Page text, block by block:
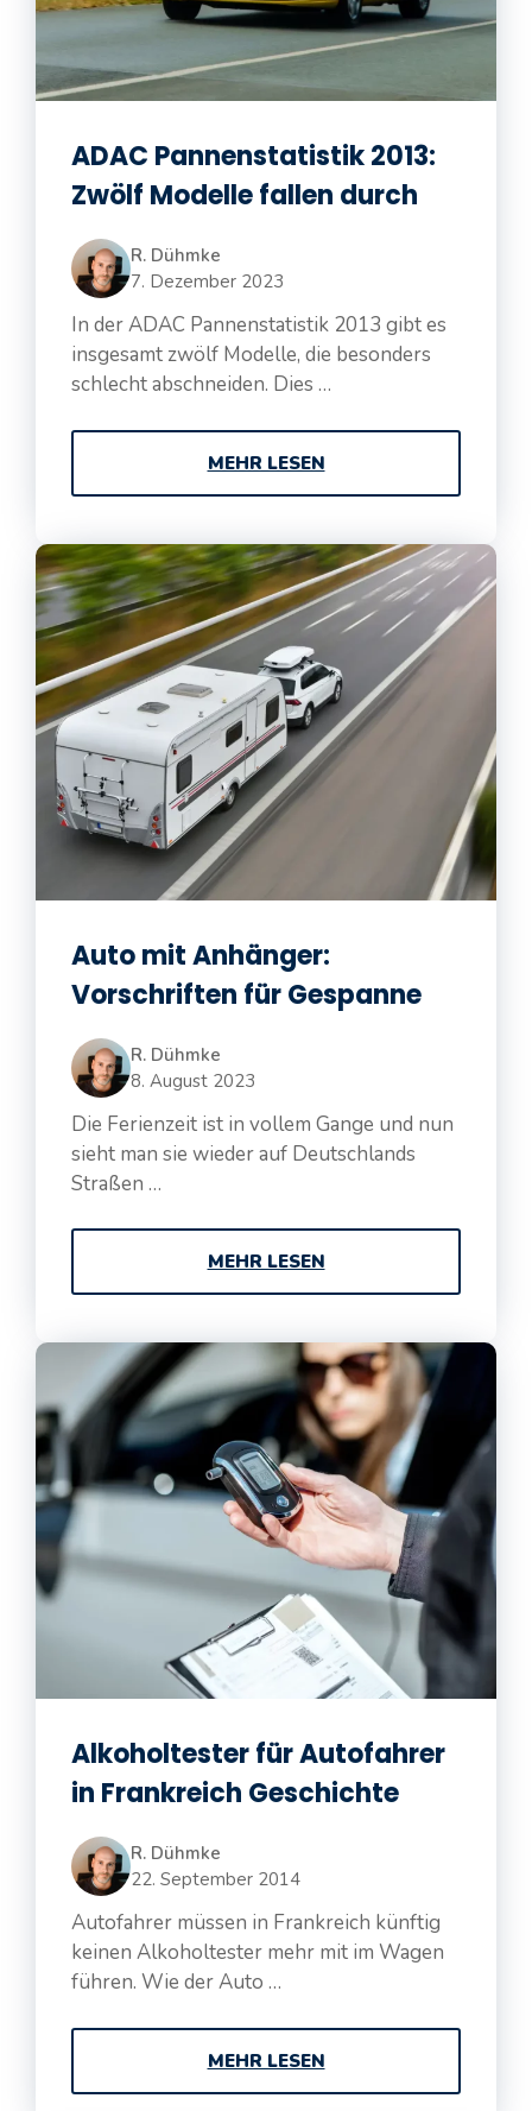
ADAC Pannenstatistik 2013:
Zwölf Modelle fallen durch
R. Dühmke
7. Dezember 2023
In der ADAC Pannenstatistik 2013 gibt es
insgesamt zwölf Modelle, die besonders
schlecht abschneiden. Dies …
MEHR LESEN
Auto mit Anhänger:
Vorschriften für Gespanne
R. Dühmke
8. August 2023
Die Ferienzeit ist in vollem Gange und nun
sieht man sie wieder auf Deutschlands
Straßen …
MEHR LESEN
Alkoholtester für Autofahrer
in Frankreich Geschichte
R. Dühmke
22. September 2014
Autofahrer müssen in Frankreich künftig
keinen Alkoholtester mehr mit im Wagen
führen. Wie der Auto …
MEHR LESEN